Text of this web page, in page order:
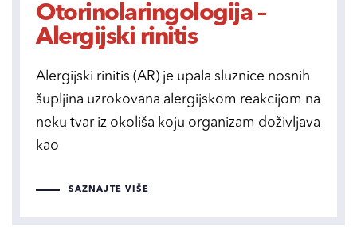
Otorinolaringologija –
Alergijski rinitis
Alergijski rinitis (AR) je upala sluznice nosnih
šupljina uzrokovana alergijskom reakcijom na
neku tvar iz okoliša koju organizam doživljava
kao
SAZNAJTE VIŠE